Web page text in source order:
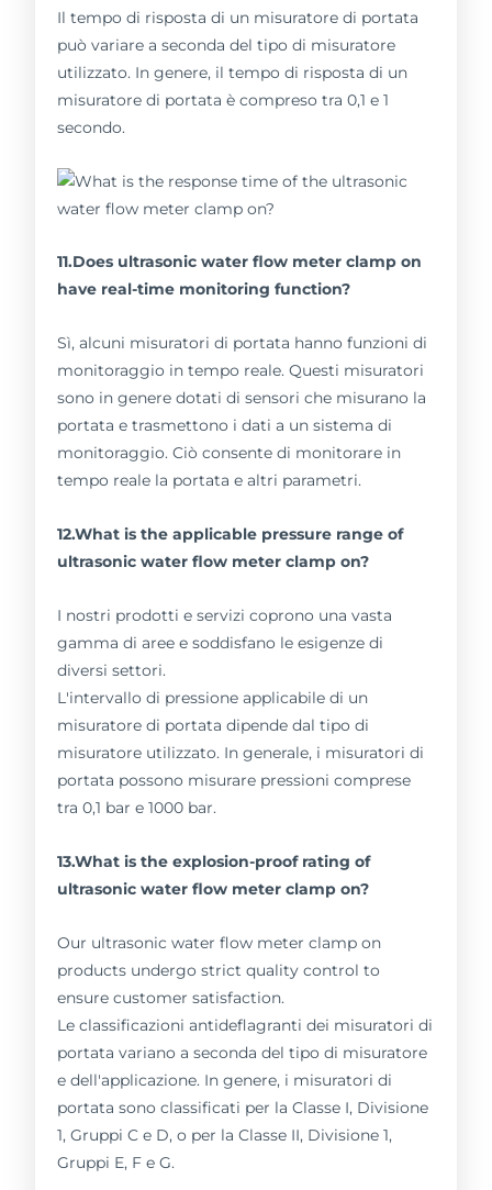
Il tempo di risposta di un misuratore di portata
può variare a seconda del tipo di misuratore
utilizzato. In genere, il tempo di risposta di un
misuratore di portata è compreso tra 0,1 e 1
secondo.
11.Does ultrasonic water flow meter clamp on
have real-time monitoring function?
Sì, alcuni misuratori di portata hanno funzioni di
monitoraggio in tempo reale. Questi misuratori
sono in genere dotati di sensori che misurano la
portata e trasmettono i dati a un sistema di
monitoraggio. Ciò consente di monitorare in
tempo reale la portata e altri parametri.
12.What is the applicable pressure range of
ultrasonic water flow meter clamp on?
I nostri prodotti e servizi coprono una vasta
gamma di aree e soddisfano le esigenze di
diversi settori.
L'intervallo di pressione applicabile di un
misuratore di portata dipende dal tipo di
misuratore utilizzato. In generale, i misuratori di
portata possono misurare pressioni comprese
tra 0,1 bar e 1000 bar.
13.What is the explosion-proof rating of
ultrasonic water flow meter clamp on?
Our ultrasonic water flow meter clamp on
products undergo strict quality control to
ensure customer satisfaction.
Le classificazioni antideflagranti dei misuratori di
portata variano a seconda del tipo di misuratore
e dell'applicazione. In genere, i misuratori di
portata sono classificati per la Classe I, Divisione
1, Gruppi C e D, o per la Classe II, Divisione 1,
Gruppi E, F e G.